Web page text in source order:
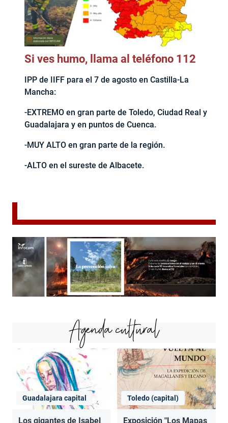
Si ves humo, llama al teléfono 112
IPP de IIFF para el 7 de agosto en Castilla-La
Mancha:
-EXTREMO en gran parte de Toledo, Ciudad Real y
Guadalajara y en puntos de Cuenca.
-MUY ALTO en gran parte de la región.
-ALTO en el sureste de Albacete.
Agenda cultural
Guadalajara capital
Los gigantes de Isabel
Toledo (capital)
Exposición "Los Mapas